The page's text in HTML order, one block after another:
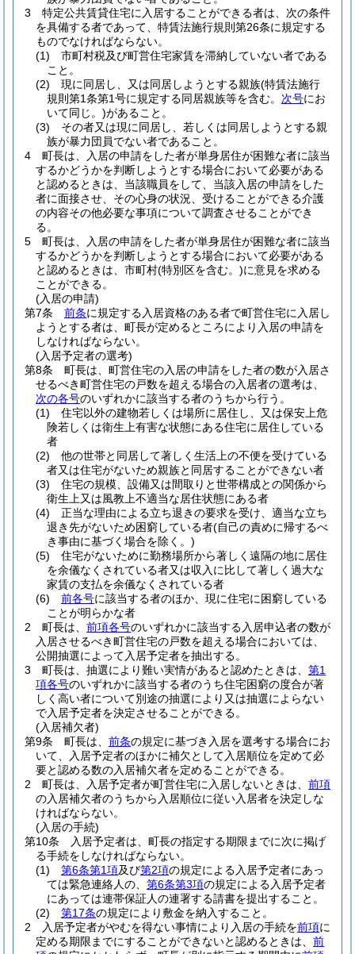
3
特定公共賃貸住宅に入居することができる者は、次の条件
を具備する者であって、特賃法施行規則第26条に規定する
ものでなければならない。
(1)
市町村税及び町営住宅家賃を滞納していない者である
こと。
(2)
現に同居し、又は同居しようとする親族(特賃法施行
規則第1条第1号に規定する同居親族等を含む。 次号にお
いて同じ。)があること。
(3)
その者又は現に同居し、若しくは同居しようとする親
族が暴力団員でない者であること。
4
町長は、入居の申請をした者が単身居住が困難な者に該当
するかどうかを判断しようとする場合において必要がある
と認めるときは、当該職員をして、当該入居の申請をした
者に面接させ、その心身の状況、受けることができる介護
の内容その他必要な事項について調査させることができ
る。
5
町長は、入居の申請をした者が単身居住が困難な者に該当
するかどうかを判断しようとする場合において必要がある
と認めるときは、市町村(特別区を含む。)に意見を求める
ことができる。
(入居の申請)
第7条
前条に規定する入居資格のある者で町営住宅に入居し
ようとする者は、町長が定めるところにより入居の申請を
しなければならない。
(入居予定者の選考)
第8条
町長は、町営住宅の入居の申請をした者の数が入居さ
せるべき町営住宅の戸数を超える場合の入居者の選考は、
次の各号のいずれかに該当する者のうちから行う。
(1)
住宅以外の建物若しくは場所に居住し、又は保安上危
険若しくは衛生上有害な状態にある住宅に居住している
者
(2)
他の世帯と同居して著しく生活上の不便を受けている
者又は住宅がないため親族と同居することができない者
(3)
住宅の規模、設備又は間取りと世帯構成との関係から
衛生上又は風教上不適当な居住状態にある者
(4)
正当な理由による立ち退きの要求を受け、適当な立ち
退き先がないため困窮している者(自己の責めに帰するべ
き事由に基づく場合を除く。)
(5)
住宅がないために勤務場所から著しく遠隔の地に居住
を余儀なくされている者又は収入に比して著しく過大な
家賃の支払を余儀なくされている者
(6)
前各号に該当する者のほか、現に住宅に困窮している
ことが明らかな者
2
町長は、 前項各号のいずれかに該当する入居申込者の数が
入居させるべき町営住宅の戸数を超える場合においては、
公開抽選によって入居予定者を抽出する。
3
町長は、抽選により難い実情があると認めたときは、 第1
項各号のいずれかに該当する者のうち住宅困窮の度合が著
しく高い者について別途の抽選により又は抽選によらない
で入居予定者を決定させることができる。
(入居補欠者)
第9条
町長は、 前条の規定に基づき入居を選考する場合にお
いて、入居予定者のほかに補欠として入居順位を定めて必
要と認める数の入居補欠者を定めることができる。
2
町長は、入居予定者が町営住宅に入居しないときは、 前項
の入居補欠者のうちから入居順位に従い入居者を決定しな
ければならない。
(入居の手続)
第10条
入居予定者は、町長の指定する期限までに次に掲げ
る手続をしなければならない。
(1)
第6条第1項及び第2項の規定による入居予定者にあっ
ては緊急連絡人の、 第6条第3項の規定による入居予定者
にあっては連帯保証人の連署する請書を提出すること。
(2)
第17条の規定により敷金を納入すること。
2
入居予定者がやむを得ない事情により入居の手続を前項に
定める期限までにすることができないと認めるときは、 前